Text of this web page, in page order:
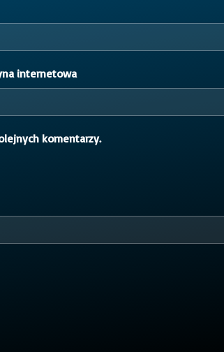
internetowa
komentarzy.